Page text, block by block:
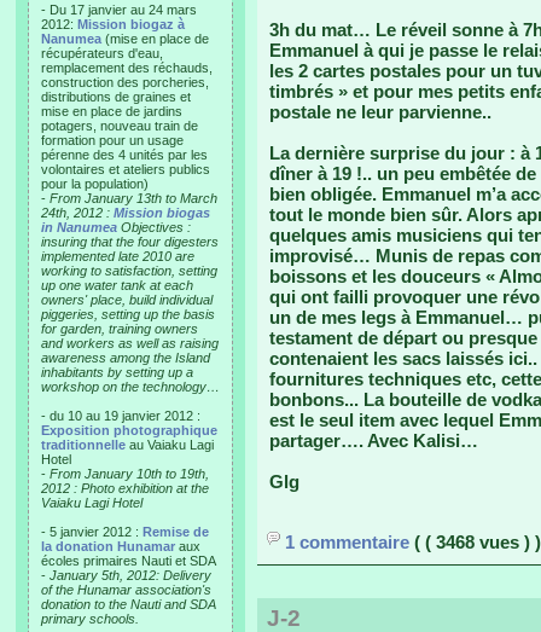
- Du 17 janvier au 24 mars
2012: Mission biogaz à
Nanumea (mise en place de
récupérateurs d'eau,
remplacement des réchauds,
construction des porcheries,
distributions de graines et
mise en place de jardins
potagers, nouveau train de
formation pour un usage
pérenne des 4 unités par les
volontaires et ateliers publics
pour la population)
- From January 13th to March
24th, 2012 : Mission biogas
in Nanumea Objectives :
insuring that the four digesters
implemented late 2010 are
working to satisfaction, setting
up one water tank at each
owners' place, build individual
piggeries, setting up the basis
for garden, training owners
and workers as well as raising
awareness among the Island
inhabitants by setting up a
workshop on the technology…
- du 10 au 19 janvier 2012 :
Exposition photographique
traditionnelle au Vaiaku Lagi
Hotel
- From January 10th to 19th,
2012 : Photo exhibition at the
Vaiaku Lagi Hotel
- 5 janvier 2012 : Remise de
la donation Hunamar aux
écoles primaires Nauti et SDA
- January 5th, 2012: Delivery
of the Hunamar association's
donation to the Nauti and SDA
primary schools.
3h du mat… Le réveil sonne à
Emmanuel à qui je passe le
les 2 cartes postales pour un
timbrés » et pour mes petits
postale ne leur parvienne..
La dernière surprise du jour : à
dîner à 19 !.. un peu embêtée
bien obligée. Emmanuel m’a
tout le monde bien sûr. Alors
quelques amis musiciens qui
improvisé… Munis de repas
boissons et les douceurs «
qui ont failli provoquer une
un de mes legs à Emmanuel…
testament de départ ou
contenaient les sacs laissés
fournitures techniques etc,
bonbons... La bouteille de
est le seul item avec lequel
partager…. Avec Kalisi…
Glg
1 commentaire ( ( 3468 vues ) )
J-2